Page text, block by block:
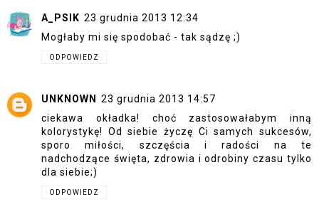
A_PSIK 23 grudnia 2013 12:34
Mogłaby mi się spodobać - tak sądzę ;)
ODPOWIEDZ
UNKNOWN
23 grudnia 2013 14:57
ciekawa okładka! choć zastosowałabym inną
kolorystykę! Od siebie życzę Ci samych sukcesów,
sporo miłości, szczęścia i radości na te
nadchodzące święta, zdrowia i odrobiny czasu tylko
dla siebie;)
ODPOWIEDZ